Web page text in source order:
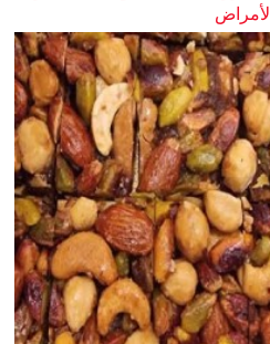
الأمراض